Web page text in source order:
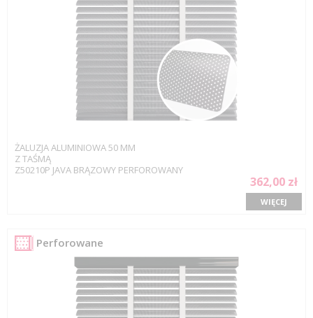
ŻALUZJA ALUMINIOWA 50 MM
Z TAŚMĄ
Z50210P JAVA BRĄZOWY PERFOROWANY
362,00 zł
WIĘCEJ
Perforowane